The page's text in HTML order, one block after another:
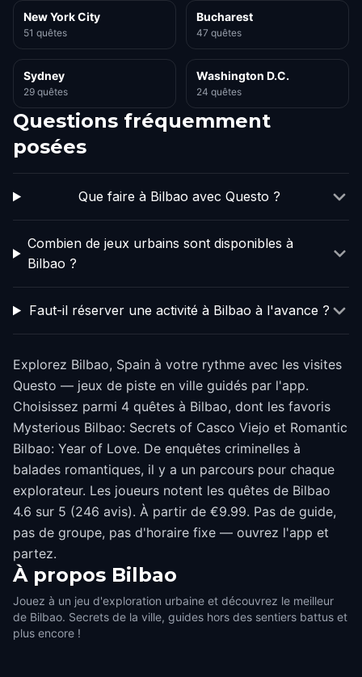
New York City
51 quêtes
Bucharest
47 quêtes
Sydney
29 quêtes
Washington D.C.
24 quêtes
Questions fréquemment
posées
Que faire à Bilbao avec Questo ?
Combien de jeux urbains sont disponibles à
Bilbao ?
Faut-il réserver une activité à Bilbao à l'avance ?
Explorez Bilbao, Spain à votre rythme avec les visites
Questo — jeux de piste en ville guidés par l'app.
Choisissez parmi 4 quêtes à Bilbao, dont les favoris
Mysterious Bilbao: Secrets of Casco Viejo et Romantic
Bilbao: Year of Love. De enquêtes criminelles à
balades romantiques, il y a un parcours pour chaque
explorateur. Les joueurs notent les quêtes de Bilbao
4.6 sur 5 (246 avis). À partir de €9.99. Pas de guide,
pas de groupe, pas d'horaire fixe — ouvrez l'app et
partez.
À propos Bilbao
Jouez à un jeu d'exploration urbaine et découvrez le meilleur
de Bilbao. Secrets de la ville, guides hors des sentiers battus et
plus encore !